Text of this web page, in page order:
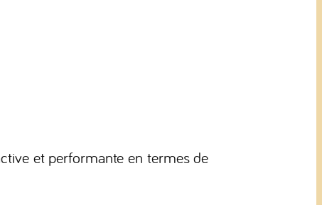
et performante en termes de